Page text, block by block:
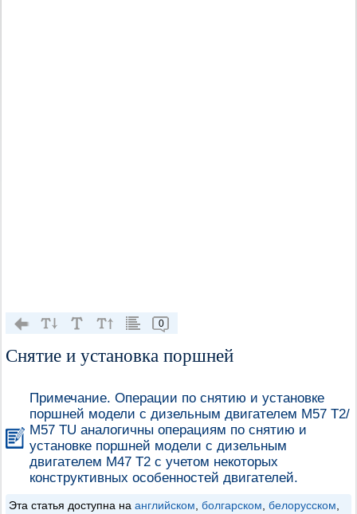
0
Снятие и установка поршней
Примечание. Операции по снятию и установке
поршней модели с дизельным двигателем М57 Т2/
М57 TU аналогичны операциям по снятию и
установке поршней модели с дизельным
двигателем М47 Т2 с учетом некоторых
конструктивных особенностей двигателей.
Эта статья доступна на английском болгарском белорусском